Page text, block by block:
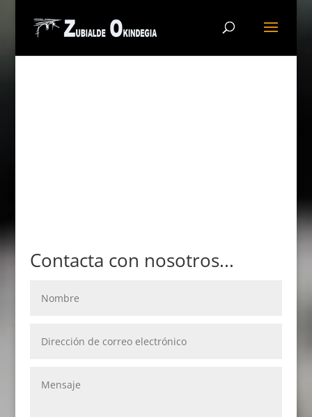
Contacta con nosotros...